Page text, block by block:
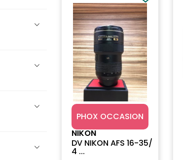
PHOX OCCASION
NIKON
DV NIKON AFS 16-35/
4 ...